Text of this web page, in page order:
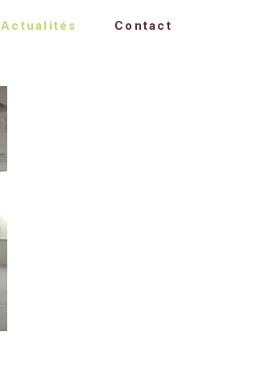
Actualités Contact